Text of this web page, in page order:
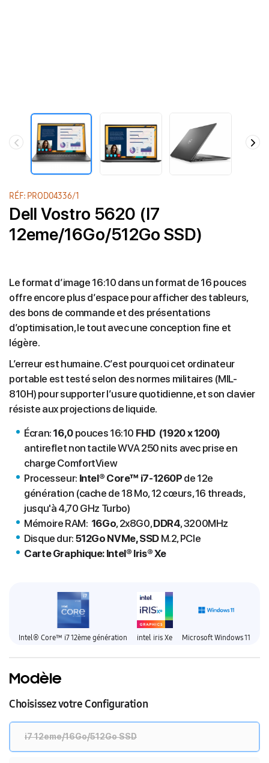
RÉF: PROD04336/1
Dell Vostro 5620 (I7
12eme/16Go/512Go SSD)
Le format d’image 16:10 dans un format de 16 pouces
offre encore plus d’espace pour afficher des tableurs,
des bons de commande et des présentations
d’optimisation, le tout avec une conception fine et
légère.
L’erreur est humaine. C’est pourquoi cet ordinateur
portable est testé selon des normes militaires (MIL-
810H) pour supporter l’usure quotidienne, et son clavier
résiste aux projections de liquide.
Écran: 16,0 pouces 16:10 FHD (1920 x 1200)
antireflet non tactile WVA 250 nits avec prise en
charge ComfortView
Processeur: Intel® Core™ i7-1260P de 12e
génération (cache de 18 Mo, 12 cœurs, 16 threads,
jusqu'à 4,70 GHz Turbo)
Mémoire RAM: 16Go, 2x8G0,DDR4, 3200MHz
Disque dur: 512Go NVMe, SSDM.2, PCIe
Carte Graphique: Intel® Iris® Xe
Intel® Core™ i7 12ème génération intel iris Xe Microsoft Windows 11
Modèle
Choisissez votre Configuration
i7 12eme/16Go/512Go SSD